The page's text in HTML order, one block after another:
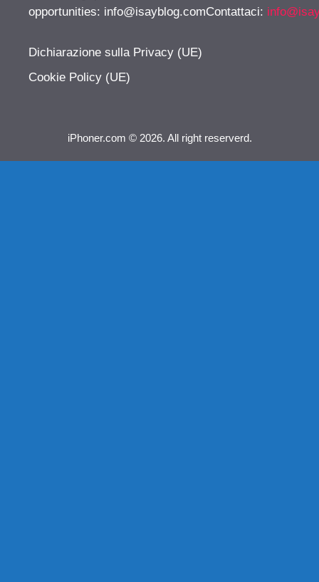
opportunities: info@isayblog.comContattaci:
Dichiarazione sulla Privacy (UE)
Cookie Policy (UE)
iPhoner.com © 2026. All right reserverd.